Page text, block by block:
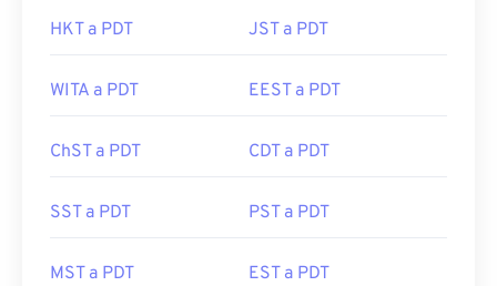
HKT a PDT JST a PDT
WITA a PDT EEST a PDT
ChST a PDT CDT a PDT
SST a PDT PST a PDT
MST a PDT EST a PDT